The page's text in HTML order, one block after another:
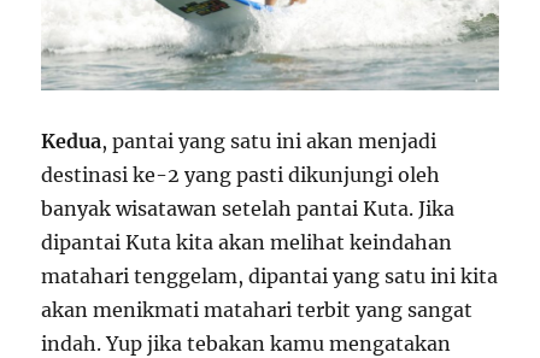
Kedua, pantai yang satu ini akan menjadi
destinasi ke-2 yang pasti dikunjungi oleh
banyak wisatawan setelah pantai Kuta. Jika
dipantai Kuta kita akan melihat keindahan
matahari tenggelam, dipantai yang satu ini kita
akan menikmati matahari terbit yang sangat
indah. Yup jika tebakan kamu mengatakan